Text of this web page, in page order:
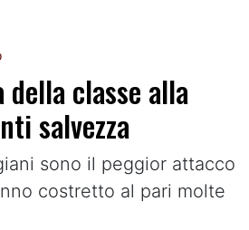
della classe alla
salvezza
sono il peggior attacco
costretto al pari molte